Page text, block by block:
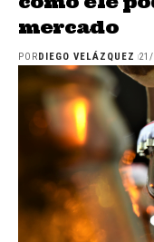
mercado
PORDIEGO VELÁZQUEZ